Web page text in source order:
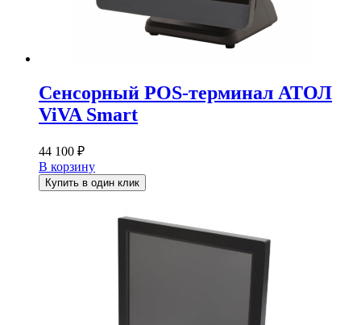
Сенсорный POS-терминал АТОЛ
ViVA Smart
44 100 ₽
В корзину
Купить в один клик